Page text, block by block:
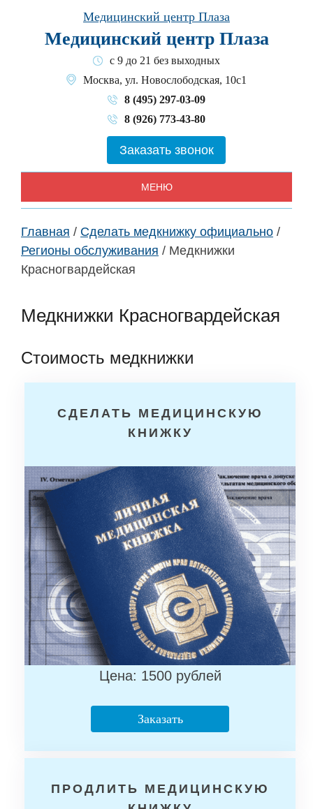
Медицинский центр Плаза
Медицинский центр Плаза
с 9 до 21 без выходных
Москва, ул. Новослободская, 10с1
8 (495) 297-03-09
8 (926) 773-43-80
Заказать звонок
МЕНЮ
Главная / Сделать медкнижку официально /
Регионы обслуживания / Медкнижки
Красногвардейская
Медкнижки Красногвардейская
Стоимость медкнижки
СДЕЛАТЬ МЕДИЦИНСКУЮ
КНИЖКУ
Цена: 1500 рублей
Заказать
ПРОДЛИТЬ МЕДИЦИНСКУЮ